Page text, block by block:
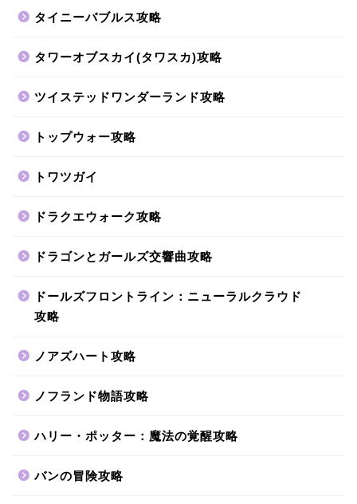
タイニーバブルス攻略
タワーオブスカイ(タワスカ)攻略
ツイステッドワンダーランド攻略
トップウォー攻略
トワツガイ
ドラクエウォーク攻略
ドラゴンとガールズ交響曲攻略
ドールズフロントライン：ニューラルクラウド
攻略
ノアズハート攻略
ノフランド物語攻略
ハリー・ポッター：魔法の覚醒攻略
バンの冒険攻略